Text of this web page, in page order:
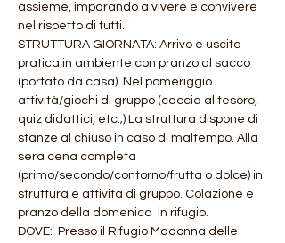
assieme, imparando a vivere e convivere
nel rispetto di tutti.
STRUTTURA GIORNATA: Arrivo e uscita
pratica in ambiente con pranzo al sacco
(portato da casa). Nel pomeriggio
attività/giochi di gruppo (caccia al tesoro,
quiz didattici, etc.;) La struttura dispone di
stanze al chiuso in caso di maltempo. Alla
sera cena completa
(primo/secondo/contorno/frutta o dolce) in
struttura e attività di gruppo. Colazione e
pranzo della domenica  in rifugio.
DOVE:  Presso il Rifugio Madonna delle